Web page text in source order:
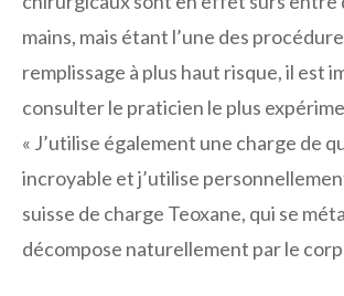
mains, mais étant l’une des
remplissage à plus haut risque, il est
consulter le praticien le plus
« J’utilise également une charge de
incroyable et j’utilise
suisse de charge Teoxane, qui se
décompose naturellement par le